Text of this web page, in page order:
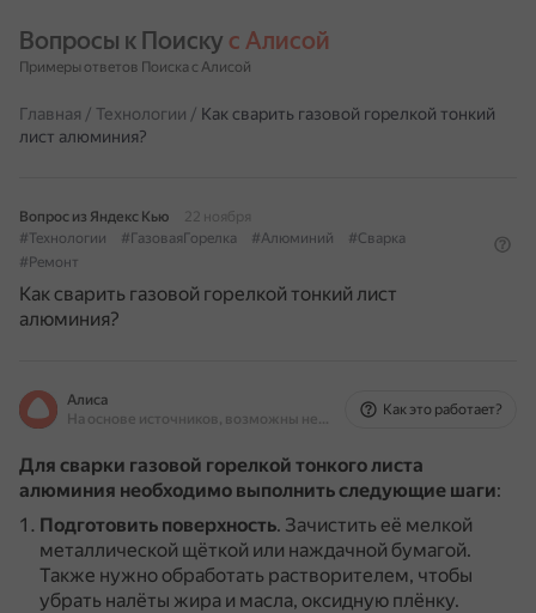
Вопросы к Поиску с Алисой
Примеры ответов Поиска с Алисой
Главная / Технологии / Как сварить газовой горелкой тонкий
лист алюминия?
Вопрос из Яндекс Кью
22 ноября
#Технологии
#ГазоваяГорелка #Алюминий
#Сварка
#Ремонт
Как сварить газовой горелкой тонкий лист
алюминия?
Алиса
На основе источников, возможны неточности
Как это работает?
Для сварки газовой горелкой тонкого листа
алюминия необходимо выполнить следующие шаги:
Подготовить поверхность. Зачистить её мелкой
металлической щёткой или наждачной бумагой.
Также нужно обработать растворителем, чтобы
убрать налёты жира и масла, оксидную плёнку.